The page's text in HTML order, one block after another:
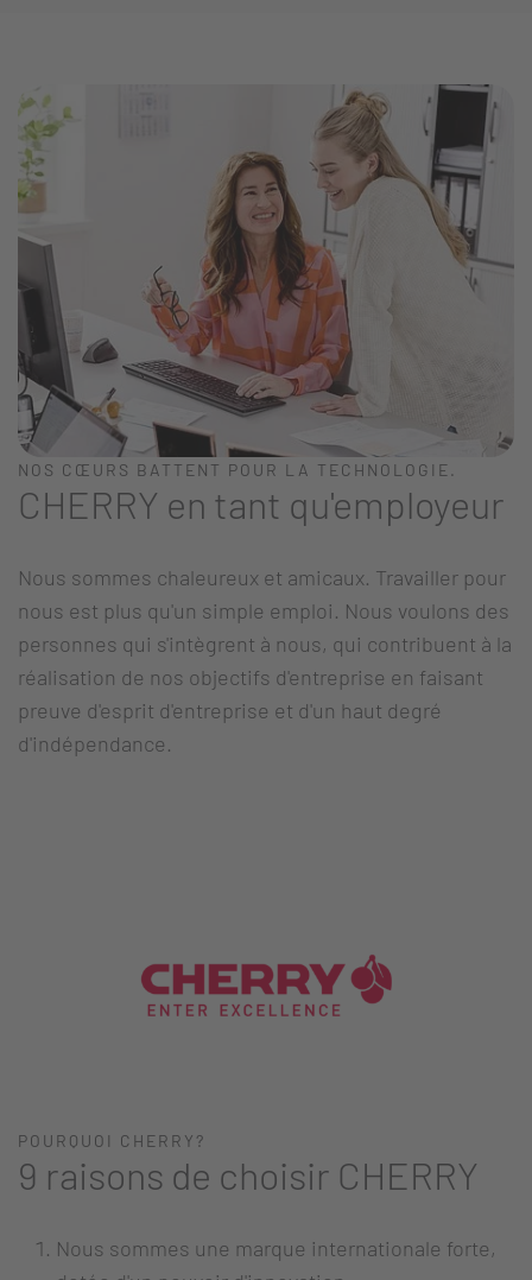
NOS CŒURS BATTENT POUR LA TECHNOLOGIE.
CHERRY en tant qu'employeur
Nous sommes chaleureux et amicaux. Travailler pour
nous est plus qu'un simple emploi. Nous voulons des
personnes qui s'intègrent à nous, qui contribuent à la
réalisation de nos objectifs d'entreprise en faisant
preuve d'esprit d'entreprise et d'un haut degré
d'indépendance.
POURQUOI CHERRY?
9 raisons de choisir CHERRY
Nous sommes une marque internationale forte,